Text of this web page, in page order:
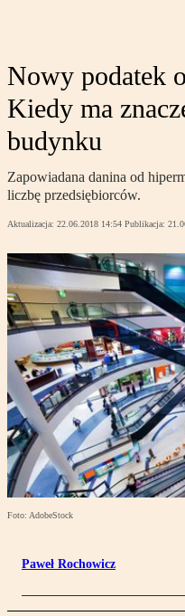
Nowy podatek
Kiedy ma
budynku
Zapowiadana danina od
liczbę przedsiębiorców.
Aktualizacja: 22.06.2018 14:54 Publikacja:
Foto: AdobeStock
Paweł Rochowicz